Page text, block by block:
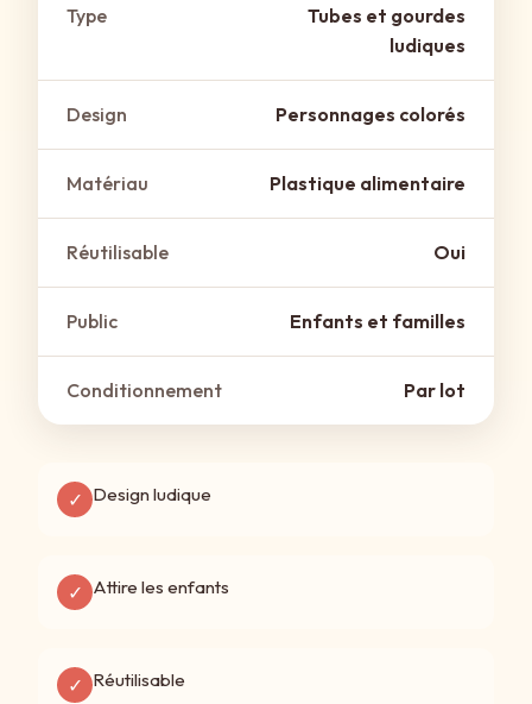
Type
Tubes et gourdes
ludiques
Design Personnages colorés
Matériau Plastique alimentaire
Réutilisable Oui
Public Enfants et familles
Conditionnement Par lot
✓ Design ludique
✓ Attire les enfants
✓ Réutilisable